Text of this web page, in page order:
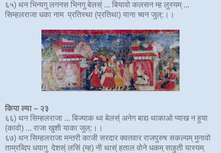
६५) थन भिन्यगु लगनस भिनगु बेलस्ं ... बियावो कलसन म्ह लुस्यम् ...
सिम्हलराजा धका नाम प्रतिस्था (प्रतिथा) याना च्वन जुल्:।।
किपा ल्या– २३
६६) थन सिम्हलराजा ... बिज्याक थ्व बेलस्ं अनेग बाद्य थाकाओ प्याख न हुया
(कावो) ... राजा खुशी याका जुल्:।।
६७) थन सिम्हलराजा मन्तरी काजी सरदार क्वतवार राजपुरुष सकल्यम् मुनावो
ताम्रव्दिप धयागु देशस्ं लसिं (म्ह) नी थास्ं हताल वोने धकम् साहुती यास्यम्